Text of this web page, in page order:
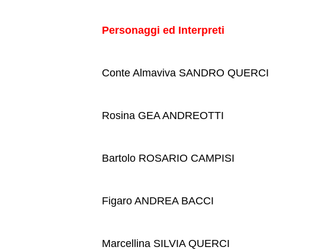
Personaggi ed Interpreti
Conte Almaviva SANDRO QUERCI
Rosina GEA ANDREOTTI
Bartolo ROSARIO CAMPISI
Figaro ANDREA BACCI
Marcellina SILVIA QUERCI